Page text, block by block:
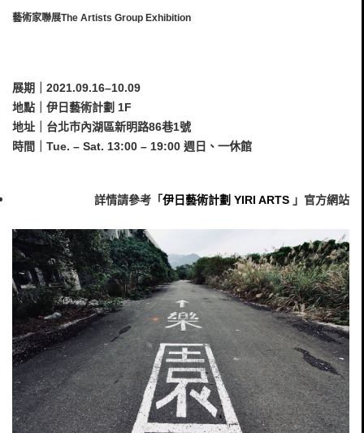
藝術家聯展The Artists Group Exhibition
展期｜2021.09.16–10.09
地點｜伊日藝術計劃 1F
地址｜台北市內湖區新明路86巷1號
時間｜Tue. – Sat. 13:00 – 19:00 週日、一休館
詳情請參考「伊日藝術計劃 YIRI ARTS 」官方網站